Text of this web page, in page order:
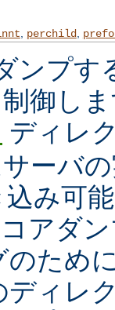
perchild,
ンプす
御し
ディレ
ーバ
み可
アダ
ため
ディレ